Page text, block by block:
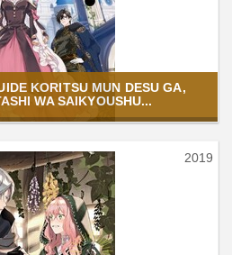
KORITSU MUN DESU GA,
WA SAIKYOUSHU...
2019